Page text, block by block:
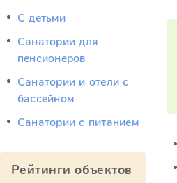
С детьми
Санатории для
пенсионеров
Санатории и отели с
бассейном
Санатории с питанием
Рейтинги объектов